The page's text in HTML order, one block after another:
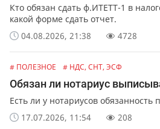
Кто обязан сдать ф.ИТЕТТ-1 в
какой форме сдать отчет.
04.08.2026, 21:38
4728
# ПОЛЕЗНОЕ # НДС, СНТ, ЭСФ
Обязан ли нотариус
Есть ли у нотариусов
17.07.2026, 11:54
208